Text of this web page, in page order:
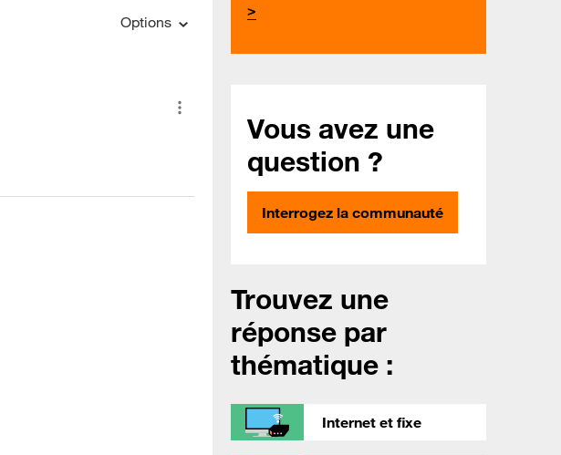
Options
>
Vous avez une
question ?
Interrogez la communauté
Trouvez une
réponse par
thématique :
Internet et fixe